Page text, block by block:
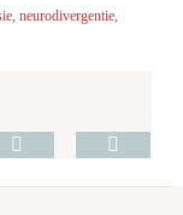
,neurodivergentie